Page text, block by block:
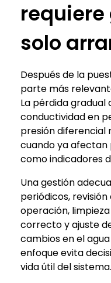
requiere
solo
Después de la
parte más
La pérdida gradual
conductividad en
presión
cuando ya afectan
como indicadores
Una gestión
periódicos,
operación,
correcto y ajuste
cambios en el
enfoque evita
vida útil del sistema.